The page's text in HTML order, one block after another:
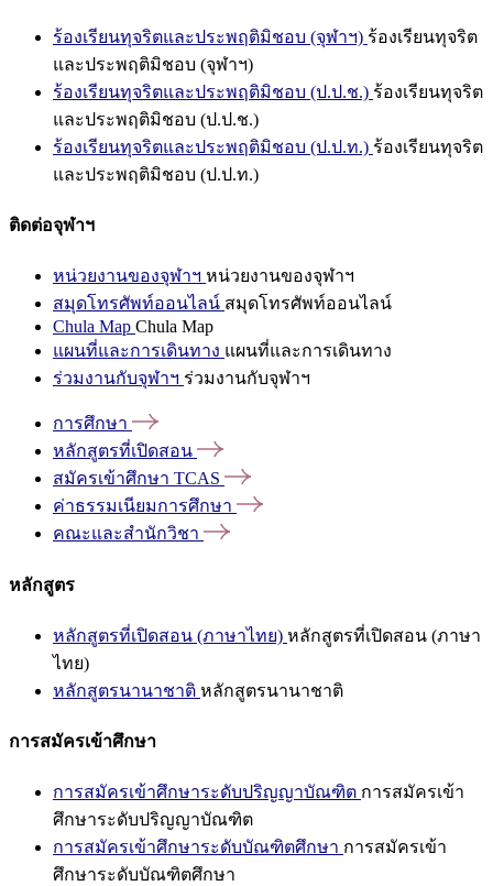
ร้องเรียนทุจริตและประพฤติมิชอบ (จุฬาฯ) ร้องเรียนทุจริต
และประพฤติมิชอบ (จุฬาฯ)
ร้องเรียนทุจริตและประพฤติมิชอบ (ป.ป.ช.) ร้องเรียนทุจริต
และประพฤติมิชอบ (ป.ป.ช.)
ร้องเรียนทุจริตและประพฤติมิชอบ (ป.ป.ท.) ร้องเรียนทุจริต
และประพฤติมิชอบ (ป.ป.ท.)
ติดต่อจุฬาฯ
หน่วยงานของจุฬาฯ หน่วยงานของจุฬาฯ
สมุดโทรศัพท์ออนไลน์ สมุดโทรศัพท์ออนไลน์
Chula Map Chula Map
แผนที่และการเดินทาง แผนที่และการเดินทาง
ร่วมงานกับจุฬาฯ ร่วมงานกับจุฬาฯ
การศึกษา
หลักสูตรที่เปิดสอน
สมัครเข้าศึกษา TCAS
ค่าธรรมเนียมการศึกษา
คณะและสำนักวิชา
หลักสูตร
หลักสูตรที่เปิดสอน (ภาษาไทย) หลักสูตรที่เปิดสอน (ภาษา
ไทย)
หลักสูตรนานาชาติ หลักสูตรนานาชาติ
การสมัครเข้าศึกษา
การสมัครเข้าศึกษาระดับปริญญาบัณฑิต การสมัครเข้า
ศึกษาระดับปริญญาบัณฑิต
การสมัครเข้าศึกษาระดับบัณฑิตศึกษา การสมัครเข้า
ศึกษาระดับบัณฑิตศึกษา